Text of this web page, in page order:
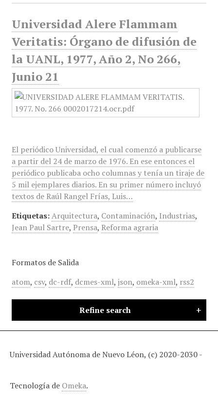
Universidad Alere Flammam
Veritatis: Órgano de difusión de
la UANL, 1977, Año 2, No 266,
Junio 21
El periódico Universidad, el cual comenzó a publicarse
a partir del 24 de marzo de 1976. En ese entonces el
periódico publicaba ocho columnas y tenía un tiraje de
5 mil ejemplares diarios. En su primer número incluyó
textos de Raúl Rangel Frías, Luis…
Etiquetas: Arquitectura, Contaminación, Industrias,
Jean Paul Sartre, Prensa, Reforma agraria
Formatos de Salida
atom, csv, dc-rdf, dcmes-xml, json, omeka-xml, rss2
Refine search
Universidad Autónoma de Nuevo Léon, (c) 2020-2030 -
Tecnología de Omeka.